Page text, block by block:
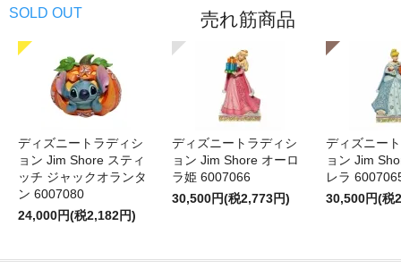
SOLD OUT
売れ筋商品
ディズニートラディシ
ョン Jim Shore スティ
ッチ ジャックオランタ
ン 6007080
24,000円(税2,182円)
ディズニートラディシ
ョン Jim Shore オーロ
ラ姫 6007066
30,500円(税2,773円)
ディズニー
ョン Jim
レラ
30,500円(税